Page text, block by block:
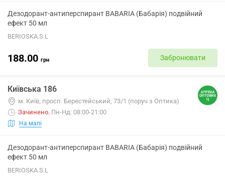
Дезодорант-антиперспирант BABARIA (Бабарія) подвійний
ефект 50 мл
BERIOSKA.S.L
188.00 грн Забронювати
Київська 186
м. Київ, просп. Берестейський, 73/1 (поруч з Оптика)
Зачинено. Пн-Нд: 08:00-21:00
На мапі
Дезодорант-антиперспирант BABARIA (Бабарія) подвійний
ефект 50 мл
BERIOSKA.S.L